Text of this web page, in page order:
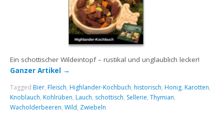
Ein schottischer Wildeintopf – rustikal und unglaublich lecker!
Ganzer Artikel →
Tagged Bier, Fleisch, Highlander-Kochbuch, historisch, Honig, Karotten,
Knoblauch, Kohlrüben, Lauch, schottisch, Sellerie,Thymian,
Wacholderbeeren,Wild, Zwiebeln